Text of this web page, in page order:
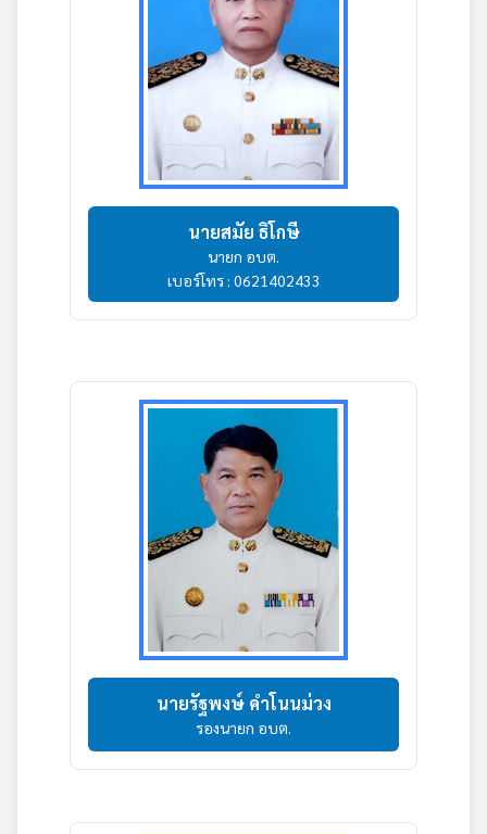
นายสมัย ธิโกษี
นายก อบต.
เบอร์โทร : 0621402433
นายรัฐพงษ์ คำโนนม่วง
รองนายก อบต.